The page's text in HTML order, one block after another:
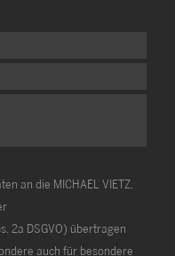
an die MICHAEL VIETZ,
2a DSGVO) übertragen
auch für besondere